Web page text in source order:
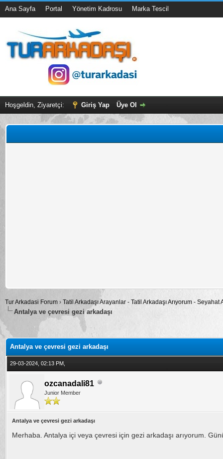
Ana Sayfa Portal Yönetim Kadrosu Marka Tescil
Hoşgeldin, Ziyaretçi: Giriş Yap Üye Ol
Tur Arkadasi Forum › Tatil Arkadaşı Arayanlar - Tatil Arkadaşı Arıyorum -
Antalya ve çevresi gezi arkadaşı
0
Antalya ve çevresi gezi arkadaşı
29-03-2024, 02:13 PM,
ozcanadali81
Junior Member
Antalya ve çevresi gezi arkadaşı
Merhaba. Antalya içi veya çevresi için gezi arkadaşı arıyorum.